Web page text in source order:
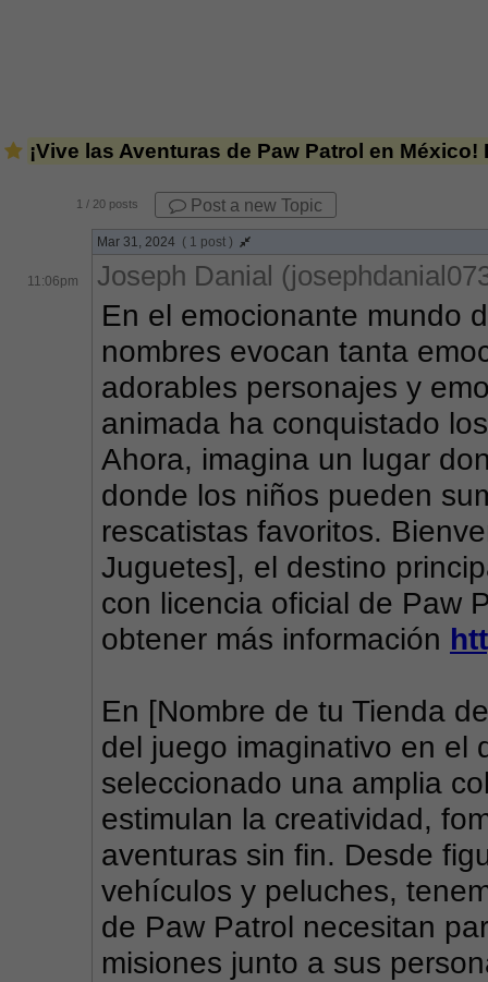
¡Vive las Aventuras de Paw Patrol en
1 / 20 posts Post a new Topic
Mar 31, 2024 ( 1 post )
11:06pm Joseph Danial
En el emocionante mundo
nombres evocan tanta
adorables personajes y
animada ha conquistado
Ahora, imagina un lugar
donde los niños pueden
rescatistas favoritos.
Juguetes], el destino
con licencia oficial de Paw
obtener más información
En [Nombre de tu Tienda
del juego imaginativo en el
seleccionado una amplia
estimulan la creatividad,
aventuras sin fin. Desde
vehículos y peluches,
de Paw Patrol necesitan
misiones junto a sus